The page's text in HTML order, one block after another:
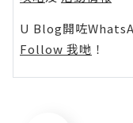
U Blog開咗
Follow 我哋 ！